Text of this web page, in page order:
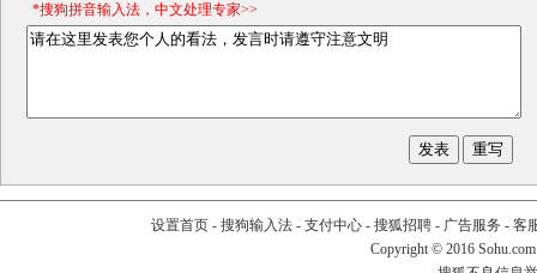
*搜狗拼音输入法，中文处理专家>>
设置首页- 搜狗输入法- 支付中心- 搜狐招聘- 广告服务 - 客
Copyright © 2016